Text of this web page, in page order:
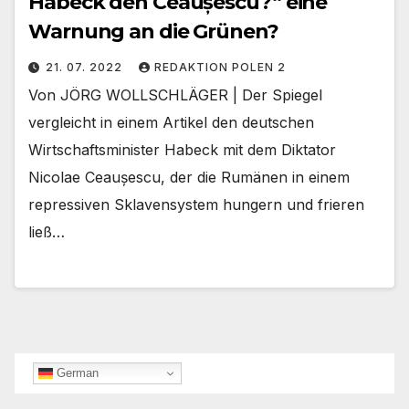
Warnung an die Grünen?
21. 07. 2022 REDAKTION POLEN 2
Von JÖRG WOLLSCHLÄGER | Der Spiegel
vergleicht in einem Artikel den deutschen
Wirtschaftsminister Habeck mit dem Diktator
Nicolae Ceaușescu, der die Rumänen in einem
repressiven Sklavensystem hungern und frieren
ließ…
German